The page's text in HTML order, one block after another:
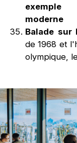
exemple
moderne
Balade sur
de 1968 et
olympique,